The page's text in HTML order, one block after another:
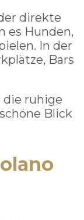
direkte
es Hunden,
In der
Bars
die ruhige
Blick